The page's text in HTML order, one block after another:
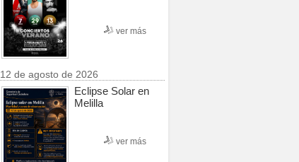
ver más
12 de agosto de 2026
Eclipse Solar en
Melilla
ver más